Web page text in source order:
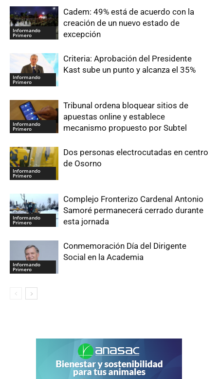
Informando
Primero
Cadem: 49% está de acuerdo con la
creación de un nuevo estado de
excepción
Informando
Primero
Criteria: Aprobación del Presidente
Kast sube un punto y alcanza el 35%
Informando
Primero
Tribunal ordena bloquear sitios de
apuestas online y establece
mecanismo propuesto por Subtel
Informando
Primero
Dos personas electrocutadas en centro
de Osorno
Informando
Primero
Complejo Fronterizo Cardenal Antonio
Samoré permanecerá cerrado durante
esta jornada
Informando
Primero
Conmemoración Día del Dirigente
Social en la Academia